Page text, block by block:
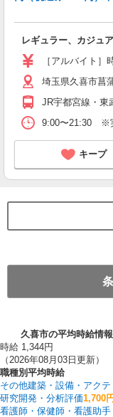
レギュラー、カジュ
［アルバイト］
埼玉県久喜市菖
JR宇都宮線・東
9:00〜21:30 ※
キープ
久喜市の平均時給情報
時給 1,344円
（2026年08月03日更新）
職種別平均時給
その他建築・設備・アクテ
研究開発・分析評価1,700円
看護師・保健師・看護助